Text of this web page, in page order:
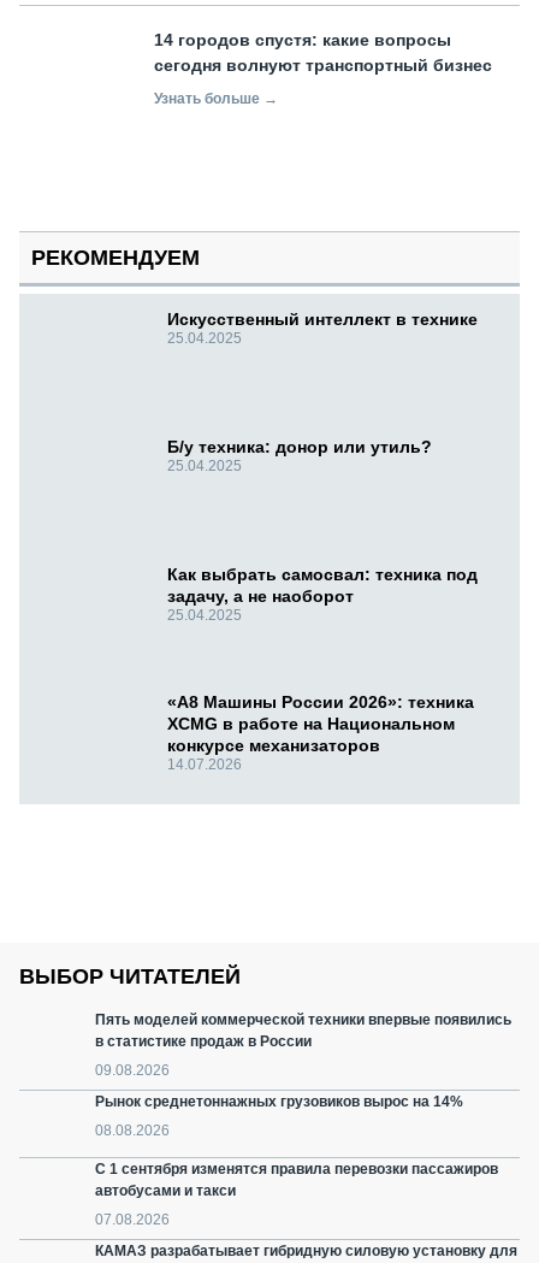
14 городов спустя: какие вопросы
сегодня волнуют транспортный бизнес
Узнать больше →
РЕКОМЕНДУЕМ
Искусственный интеллект в технике
25.04.2025
Б/у техника: донор или утиль?
25.04.2025
Как выбрать самосвал: техника под
задачу, а не наоборот
25.04.2025
«А8 Машины России 2026»: техника
XCMG в работе на Национальном
конкурсе механизаторов
14.07.2026
ВЫБОР ЧИТАТЕЛЕЙ
Пять моделей коммерческой техники впервые появились
в статистике продаж в России
09.08.2026
Рынок среднетоннажных грузовиков вырос на 14%
08.08.2026
С 1 сентября изменятся правила перевозки пассажиров
автобусами и такси
07.08.2026
КАМАЗ разрабатывает гибридную силовую установку для